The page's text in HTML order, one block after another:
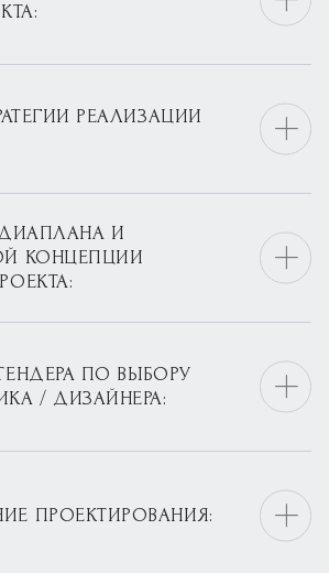
РЕАЛИЗАЦИИ
И
КОНЦЕПЦИИ
ПО ВЫБОРУ
/ ДИЗАЙНЕРА:
ПРОЕКТИРОВАНИЯ: